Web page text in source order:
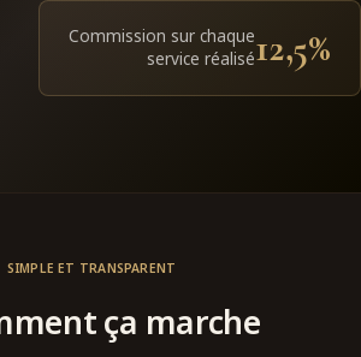
12,5%
Commission sur chaque
service réalisé
SIMPLE ET TRANSPARENT
ça marche ?